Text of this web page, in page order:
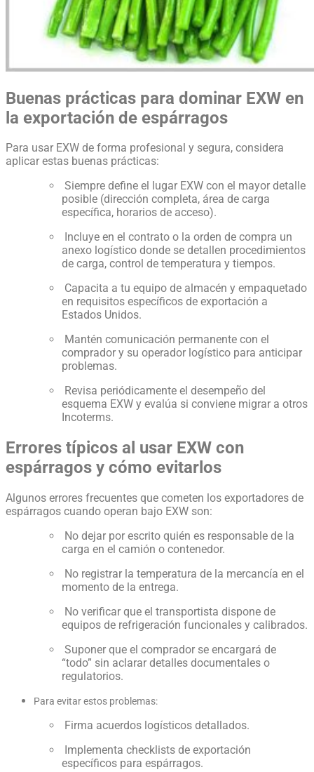
Buenas prácticas para dominar EXW en
la exportación de espárragos
Para usar EXW de forma profesional y segura, considera
aplicar estas buenas prácticas:
Siempre define el lugar EXW con el mayor detalle
posible (dirección completa, área de carga
específica, horarios de acceso).
Incluye en el contrato o la orden de compra un
anexo logístico donde se detallen procedimientos
de carga, control de temperatura y tiempos.
Capacita a tu equipo de almacén y empaquetado
en requisitos específicos de exportación a
Estados Unidos.
Mantén comunicación permanente con el
comprador y su operador logístico para anticipar
problemas.
Revisa periódicamente el desempeño del
esquema EXW y evalúa si conviene migrar a otros
Incoterms.
Errores típicos al usar EXW con
espárragos y cómo evitarlos
Algunos errores frecuentes que cometen los exportadores de
espárragos cuando operan bajo EXW son:
No dejar por escrito quién es responsable de la
carga en el camión o contenedor.
No registrar la temperatura de la mercancía en el
momento de la entrega.
No verificar que el transportista dispone de
equipos de refrigeración funcionales y calibrados.
Suponer que el comprador se encargará de
“todo” sin aclarar detalles documentales o
regulatorios.
Para evitar estos problemas:
Firma acuerdos logísticos detallados.
Implementa checklists de exportación
específicos para espárragos.